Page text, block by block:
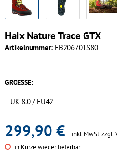
Haix Nature Trace GTX
Artikelnummer: EB206701S80
GROESSE:
299,90 € inkl. MwSt.zzgl.
in Kürze wieder lieferbar